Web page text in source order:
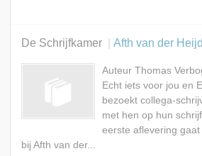
De Schrijfkamer Afth van der
Auteur Thomas
Echt iets voor jou en
bezoekt collega-
met hen op hun
eerste aflevering
bij Afth van der...